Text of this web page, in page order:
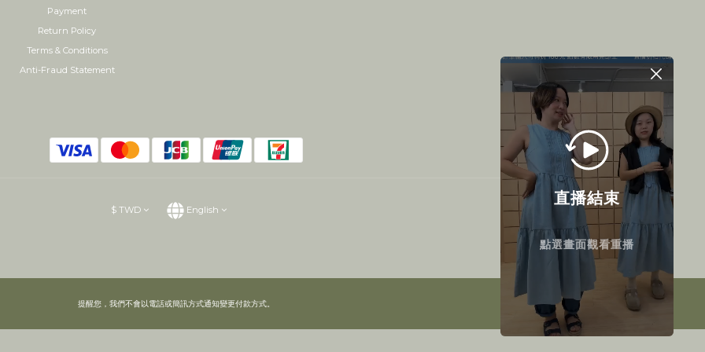
Payment
Return Policy
Terms & Conditions
Anti-Fraud Statement
$ TWD English
提醒您，我們不會以電話或簡訊方式通知變更付款方式。
直播結束
點選畫面觀看重播